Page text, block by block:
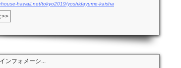
hawaii.net/tokyo2019/yoshidayume-kaisha
>>
ンフォメーシ...